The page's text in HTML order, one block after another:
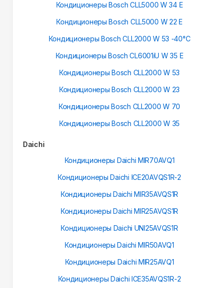
Кондиционеры Bosch CLL5000 W 34 E
Кондиционеры Bosch CLL5000 W 22 E
Кондиционеры Bosch CLL2000 W 53 -40°С
Кондиционеры Bosch CL6001iU W 35 E
Кондиционеры Bosch CLL2000 W 53
Кондиционеры Bosch CLL2000 W 23
Кондиционеры Bosch CLL2000 W 70
Кондиционеры Bosch CLL2000 W 35
Daichi
Кондиционеры Daichi MIR70AVQ1
Кондиционеры Daichi ICE20AVQS1R-2
Кондиционеры Daichi MIR35AVQS1R
Кондиционеры Daichi MIR25AVQS1R
Кондиционеры Daichi UNI25AVQS1R
Кондиционеры Daichi MIR50AVQ1
Кондиционеры Daichi MIR25AVQ1
Кондиционеры Daichi ICE35AVQS1R-2